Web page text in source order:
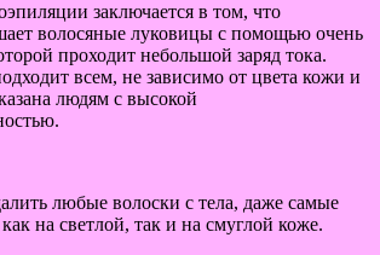
заключается в том, что
волосяные луковицы с помощью очень
проходит небольшой заряд тока.
всем, не зависимо от цвета кожи и
людям с высокой
любые волоски с тела, даже самые
на светлой, так и на смуглой коже.